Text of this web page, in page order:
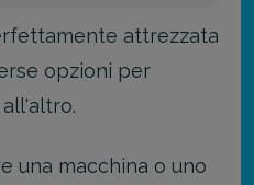
attrezzata
opzioni per
una macchina o uno